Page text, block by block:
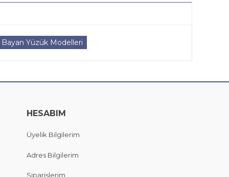
Yüzük Modelleri
HESABIM
Üyelik Bilgilerim
Adres Bilgilerim
Siparişlerim